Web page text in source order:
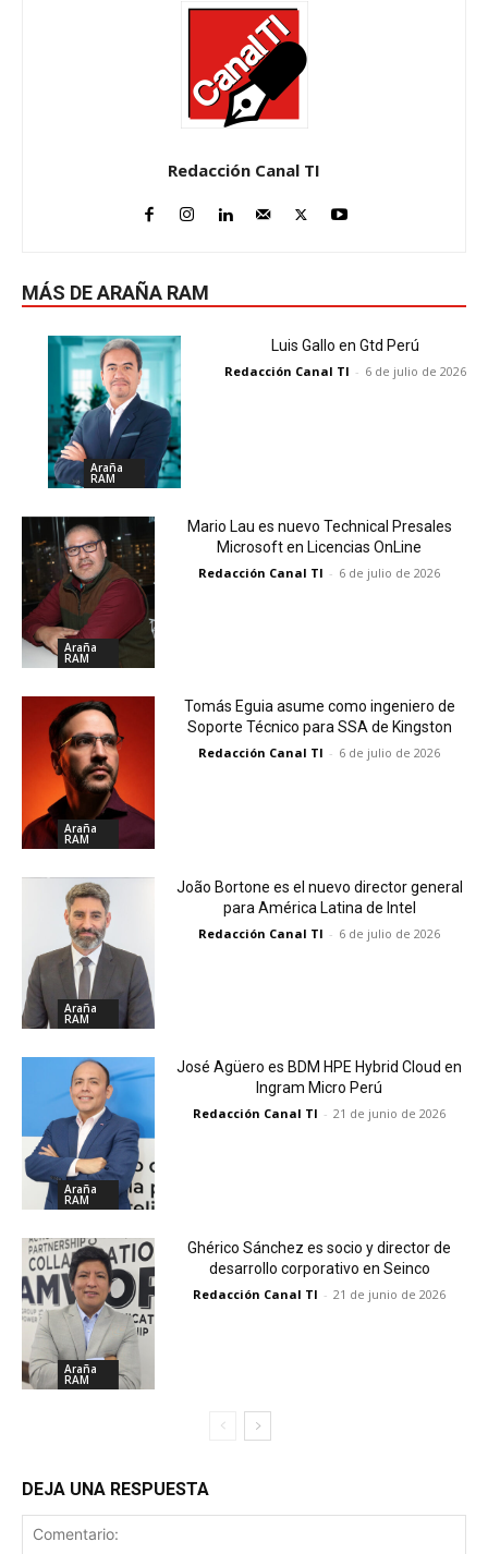
Redacción Canal TI
MÁS DE ARAÑA RAM
Araña
RAM
Luis Gallo en Gtd Perú
Redacción Canal TI - 6 de julio de 2026
Araña
RAM
Mario Lau es nuevo Technical Presales
Microsoft en Licencias OnLine
Redacción Canal TI - 6 de julio de 2026
Araña
RAM
Tomás Eguia asume como ingeniero de
Soporte Técnico para SSA de Kingston
Redacción Canal TI - 6 de julio de 2026
Araña
RAM
João Bortone es el nuevo director general
para América Latina de Intel
Redacción Canal TI - 6 de julio de 2026
Araña
RAM
José Agüero es BDM HPE Hybrid Cloud en
Ingram Micro Perú
Redacción Canal TI - 21 de junio de 2026
Araña
RAM
Ghérico Sánchez es socio y director de
desarrollo corporativo en Seinco
Redacción Canal TI - 21 de junio de 2026
DEJA UNA RESPUESTA